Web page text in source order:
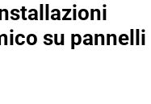
su pannelli